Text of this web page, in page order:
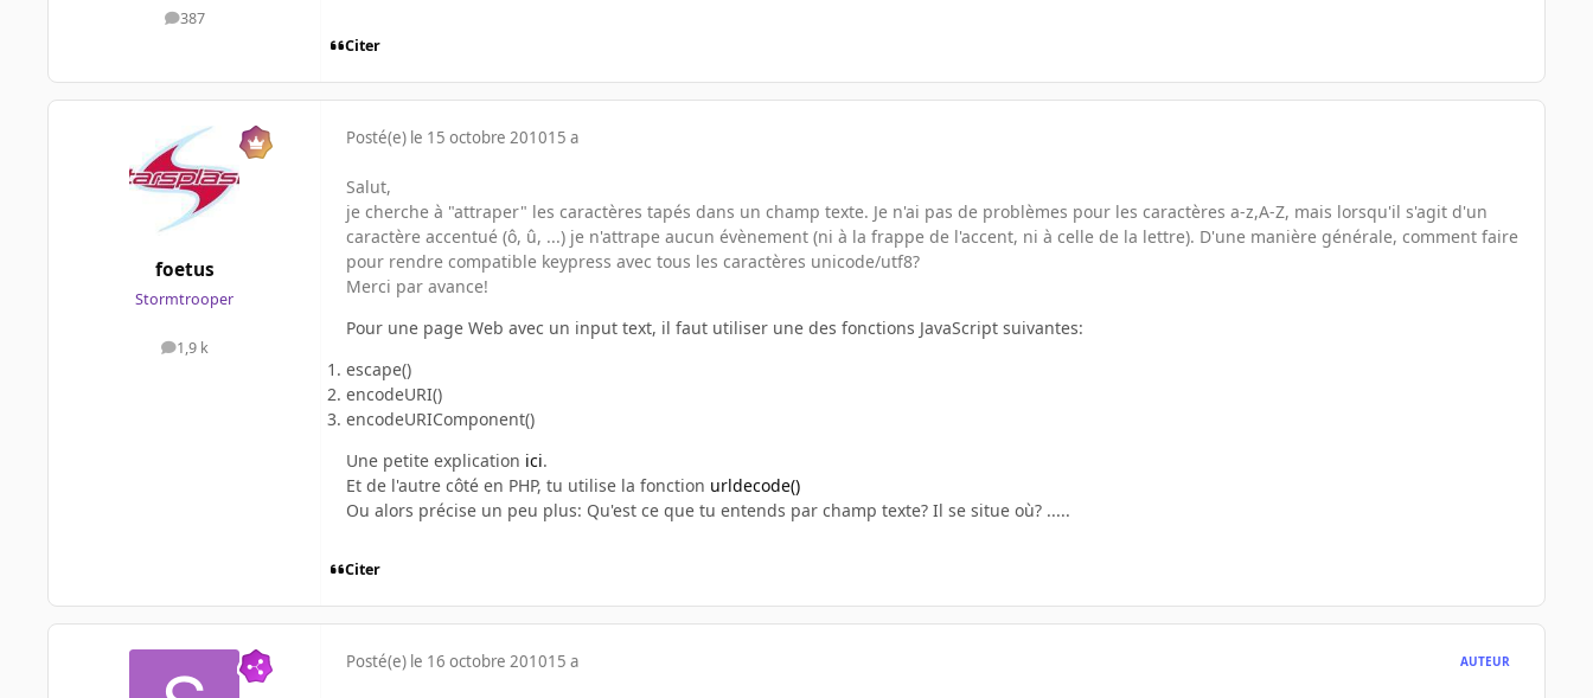
387
messages
Citer
foetus
Stormtrooper
1,9 k
messages
Posté(e) le 15 octobre 201015 a
Salut,
je cherche à "attraper" les caractères tapés dans un champ texte. Je n'ai pas de problèmes pour les caractères a-z,A-Z, mais lorsqu'il s'agit d'un
caractère accentué (ô, û, ...) je n'attrape aucun évènement (ni à la frappe de l'accent, ni à celle de la lettre). D'une manière générale, comment faire
pour rendre compatible keypress avec tous les caractères unicode/utf8?
Merci par avance!
Pour une page Web avec un input text, il faut utiliser une des fonctions JavaScript suivantes:
escape()
encodeURI()
encodeURIComponent()
Une petite explication ici.
Et de l'autre côté en PHP, tu utilise la fonction urldecode()
Ou alors précise un peu plus: Qu'est ce que tu entends par champ texte? Il se situe où? .....
Citer
Posté(e) le 16 octobre 201015 a AUTEUR